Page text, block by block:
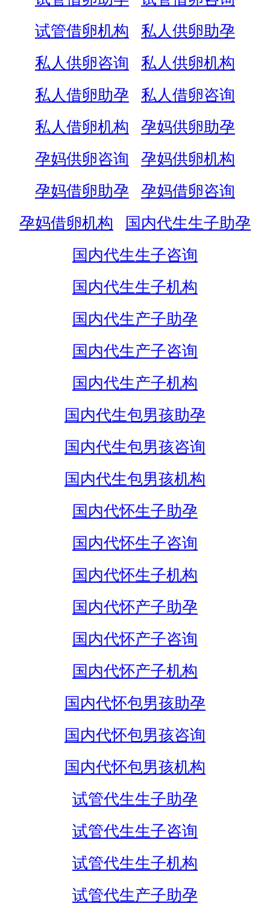
试管借卵机构
私人供卵助孕
私人供卵咨询
私人供卵机构
私人借卵助孕
私人借卵咨询
私人借卵机构
孕妈供卵助孕
孕妈供卵咨询
孕妈供卵机构
孕妈借卵助孕
孕妈借卵咨询
孕妈借卵机构
国内代生生子助孕
国内代生生子咨询
国内代生生子机构
国内代生产子助孕
国内代生产子咨询
国内代生产子机构
国内代生包男孩助孕
国内代生包男孩咨询
国内代生包男孩机构
国内代怀生子助孕
国内代怀生子咨询
国内代怀生子机构
国内代怀产子助孕
国内代怀产子咨询
国内代怀产子机构
国内代怀包男孩助孕
国内代怀包男孩咨询
国内代怀包男孩机构
试管代生生子助孕
试管代生生子咨询
试管代生生子机构
试管代生产子助孕